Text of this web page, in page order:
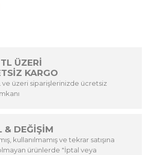
ÜZERİ
KARGO
ve üzeri siparişlerinizde ücretsiz
& DEĞİŞİM
kullanılmamış ve tekrar satışına
ürünlerde "İptal veya